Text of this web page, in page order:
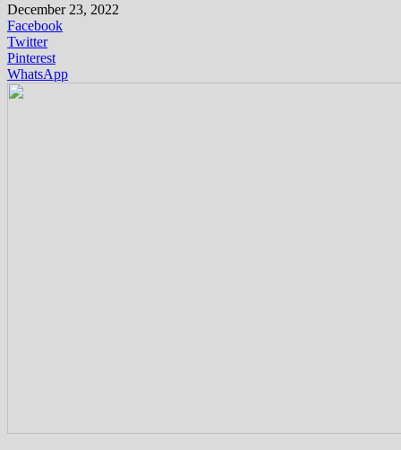
December 23, 2022
Facebook
Twitter
Pinterest
WhatsApp